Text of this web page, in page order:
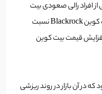
افراد رالی صعودی بیت
کوین را به صندوق سرمایه گذاری بیت کوین Blackrock نسبت
قیمت بیت کوین
در آن بازار در روند ریزشی